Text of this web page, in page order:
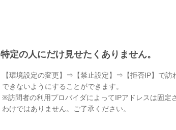
特定の人にだけ見せたくありません。
【環境設定の変更】⇒【禁止設定】⇒【拒否IP】で
できないようにすることができます。
※訪問者の利用プロバイダによってIPアドレスは固定
わけではありません。ご了承ください。